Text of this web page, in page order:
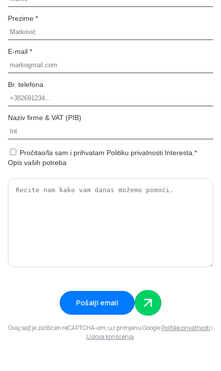
Prezime *
E-mail *
Br. telefona
Naziv firme & VAT (PIB)
Pročitao/la sam i prihvatam Politiku privatnosti Interesta.*
Opis vaših potreba
Pošalji email
Ovaj sajt je zaštićen reCAPTCHA-om, uz primjenu GooglePolitike privatnosti i
Uslova korišćenja.